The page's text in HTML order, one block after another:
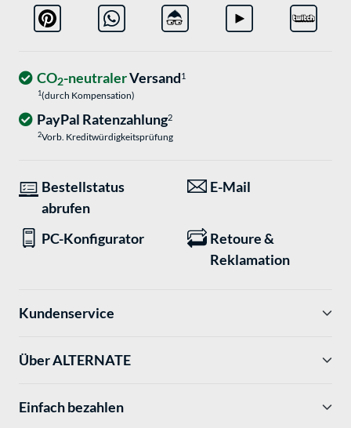
CO2-neutralerVersand1
1(durch Kompensation)
PayPal Ratenzahlung2
2Vorb. Kreditwürdigkeitsprüfung
Bestellstatus
abrufen
E-Mail
PC-Konfigurator
Retoure &
Reklamation
Kundenservice
Über ALTERNATE
Einfach bezahlen